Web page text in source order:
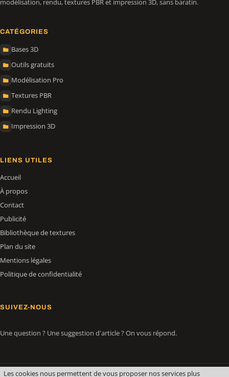
modélisation, rendu, textures PBR et impression 3D, sans baratin.
CATÉGORIES
Bases 3D
Outils gratuits
Modélisation Pro
Textures PBR
Rendu Lighting
Impression 3D
LIENS UTILES
Accueil
À propos
Contact
Publicité
Bibliothèque de textures
Plan du site
Mentions légales
Politique de confidentialité
SUIVEZ-NOUS
Une question ? Une suggestion d'article ? On vous répond.
Les cookies nous permettent de vous proposer nos services plus